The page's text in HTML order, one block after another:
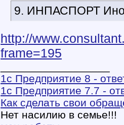
9. ИНПАСПОРТ
http://
frame=195
1с Предприятие 8 -
1с Предприятие 7.7 -
Как сделать свои
Нет насилию в семье!!!